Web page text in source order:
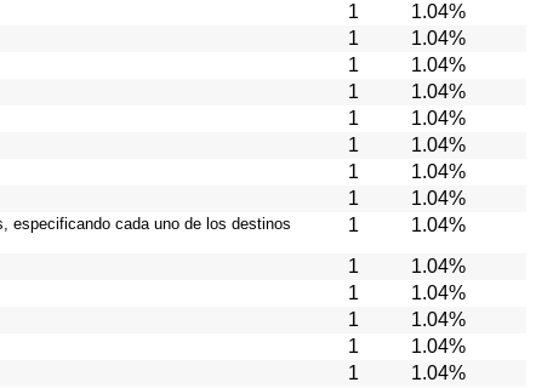
1 1.04%
1 1.04%
1 1.04%
1 1.04%
1 1.04%
1 1.04%
1 1.04%
1 1.04%
especificando cada uno de los destinos
1 1.04%
1 1.04%
1 1.04%
1 1.04%
1 1.04%
1 1.04%